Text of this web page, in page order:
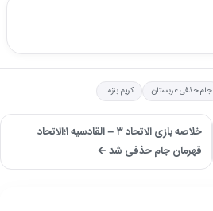
جام حذفی عربستان کریم بنزما
خلاصه بازی الاتحاد ۳ – القادسیه ۱؛الاتحاد
قهرمان جام حذفی شد ←